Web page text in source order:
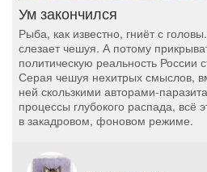
Ум закончился
Рыба, как известно, гниёт с
слезает чешуя. А потому
политическую реальность России
Серая чешуя нехитрых смыслов,
ней скользкими авторами-
процессы глубокого распада, всё
в закадровом, фоновом режиме.